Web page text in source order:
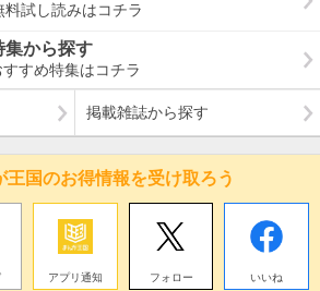
料試し読みはコチラ
集から探す
すすめ特集はコチラ
掲載雑誌から探す
王国のお得情報を受け取ろう
アプリ通知 フォロー いいね